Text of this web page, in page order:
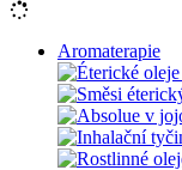
Aromaterapie